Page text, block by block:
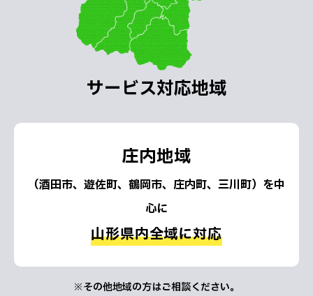
サービス対応地域
庄内地域
（酒田市、遊佐町、鶴岡市、庄内町、三川町）を中
心に
山形県内全域に対応
※その他地域の方はご相談ください。